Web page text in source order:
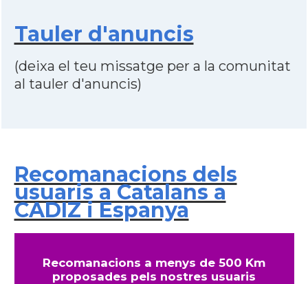
Tauler d'anuncis
(deixa el teu missatge per a la comunitat
al tauler d'anuncis)
Recomanacions dels
usuaris a Catalans a
CADIZ i Espanya
Recomanacions a menys de 500 Km
proposades pels nostres usuaris